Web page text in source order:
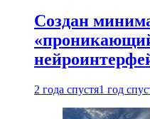
Создан
2 года спустя1 год